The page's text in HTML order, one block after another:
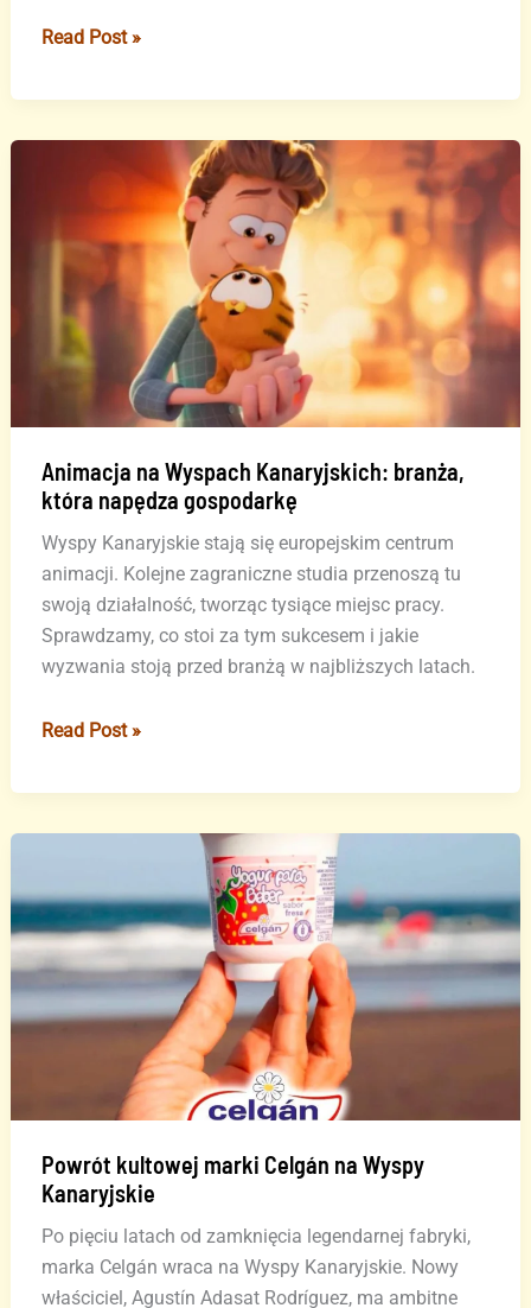
Spór
port
przedłużenia
koncesji
Read Post »
Animacja na Wyspach Kanaryjskich: branża,
która napędza gospodarkę
Wyspy Kanaryjskie stają się europejskim centrum
animacji. Kolejne zagraniczne studia przenoszą tu
swoją działalność, tworząc tysiące miejsc pracy.
Sprawdzamy, co stoi za tym sukcesem i jakie
wyzwania stoją przed branżą w najbliższych latach.
Animacja
Wyspach
napędza
gospodarkę
Read Post »
Powrót kultowej marki Celgán na Wyspy
Kanaryjskie
Po pięciu latach od zamknięcia legendarnej fabryki,
marka Celgán wraca na Wyspy Kanaryjskie. Nowy
właściciel, Agustín Adasat Rodríguez, ma ambitne